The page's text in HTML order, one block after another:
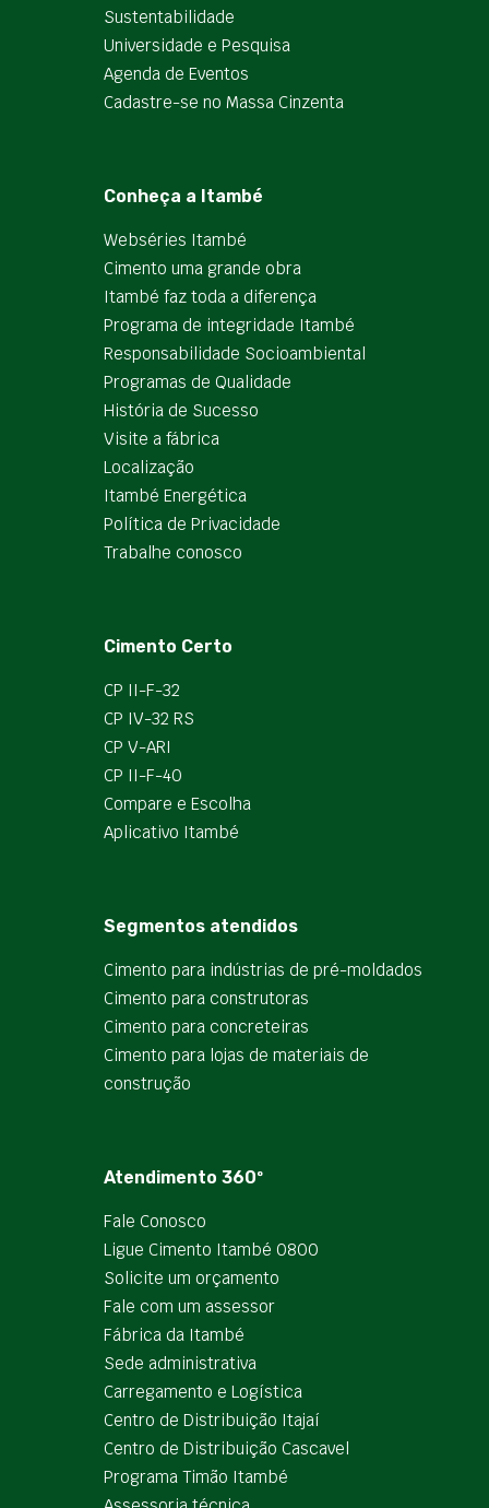
Sustentabilidade
Universidade e Pesquisa
Agenda de Eventos
Cadastre-se no Massa Cinzenta
Conheça a Itambé
Webséries Itambé
Cimento uma grande obra
Itambé faz toda a diferença
Programa de integridade Itambé
Responsabilidade Socioambiental
Programas de Qualidade
História de Sucesso
Visite a fábrica
Localização
Itambé Energética
Política de Privacidade
Trabalhe conosco
Cimento Certo
CP II-F-32
CP IV-32 RS
CP V-ARI
CP II-F-40
Compare e Escolha
Aplicativo Itambé
Segmentos atendidos
Cimento para indústrias de pré-moldados
Cimento para construtoras
Cimento para concreteiras
Cimento para lojas de materiais de
construção
Atendimento 360º
Fale Conosco
Ligue Cimento Itambé 0800
Solicite um orçamento
Fale com um assessor
Fábrica da Itambé
Sede administrativa
Carregamento e Logística
Centro de Distribuição Itajaí
Centro de Distribuição Cascavel
Programa Timão Itambé